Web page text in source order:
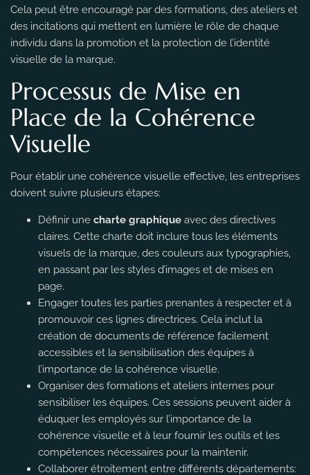
Cela peut être encouragé par des formations, des ateliers et
des incitations qui mettent en lumière le rôle de chaque
individu dans la promotion et la protection de l’identité
visuelle de la marque.
Processus de Mise en
Place de la Cohérence
Visuelle
Pour établir une cohérence visuelle effective, les entreprises
doivent suivre plusieurs étapes:
Définir une charte graphique avec des directives
claires. Cette charte doit inclure tous les éléments
visuels de la marque, des couleurs aux typographies,
en passant par les styles d’images et de mises en
page.
Engager toutes les parties prenantes à respecter et à
promouvoir ces lignes directrices. Cela inclut la
création de documents de référence facilement
accessibles et la sensibilisation des équipes à
l’importance de la cohérence visuelle.
Organiser des formations et ateliers internes pour
sensibiliser les équipes. Ces sessions peuvent aider à
éduquer les employés sur l’importance de la
cohérence visuelle et à leur fournir les outils et les
compétences nécessaires pour la maintenir.
Collaborer étroitement entre différents départements: